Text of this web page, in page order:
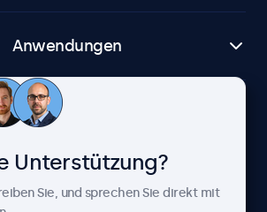
Anwendungen
Kundenservice
Unterstützung?
Sie, und sprechen Sie direkt mit